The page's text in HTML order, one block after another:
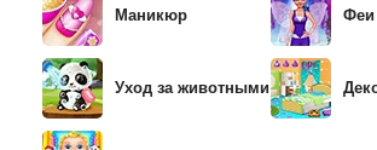
Маникюр Феи
Уход за животными